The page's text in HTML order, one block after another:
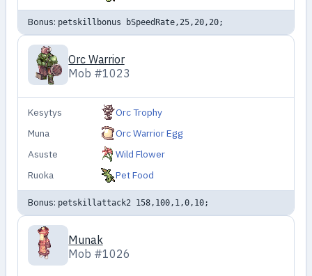
Bonus: petskillbonus bSpeedRate,25,20,20;
Orc Warrior
Mob #1023
Kesytys
Orc Trophy
Muna
Orc Warrior Egg
Asuste
Wild Flower
Ruoka
Pet Food
Bonus: petskillattack2 158,100,1,0,10;
Munak
Mob #1026